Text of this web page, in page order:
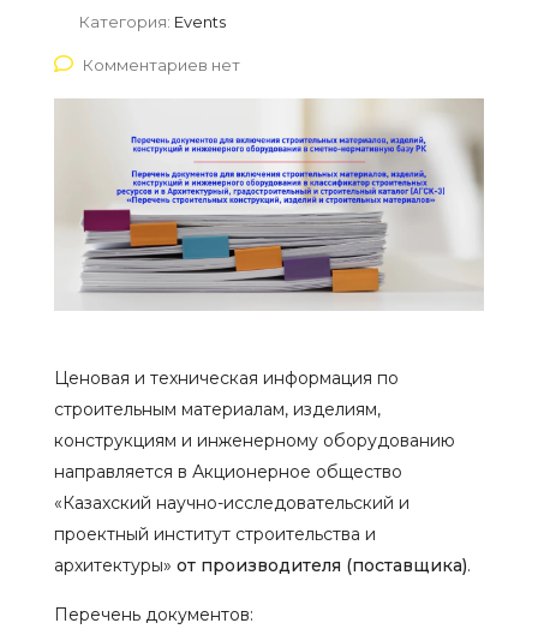
Категория: Events
Комментариев нет
Ценовая и техническая информация по
строительным материалам, изделиям,
конструкциям и инженерному оборудованию
направляется в Акционерное общество
«Казахский научно-исследовательский и
проектный институт строительства и
архитектуры» от производителя (поставщика).
Перечень документов: